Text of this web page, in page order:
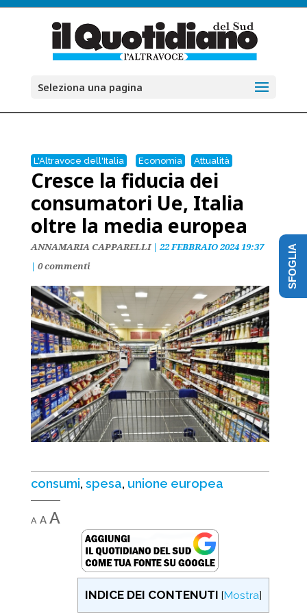
Seleziona una pagina
L'Altravoce dell'Italia Economia Attualità
Cresce la fiducia dei
consumatori Ue, Italia
oltre la media europea
ANNAMARIA CAPPARELLI| 22 FEBBRAIO 2024 19:37
| 0 commenti
consumi, spesa, unione europea
A
Decrease
font
A
Reset
font
AIncrease
font
size.
INDICE DEI CONTENUTI [Mostra]
SFOGLIA